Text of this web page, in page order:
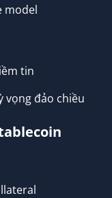
model
tin
vọng đảo chiều